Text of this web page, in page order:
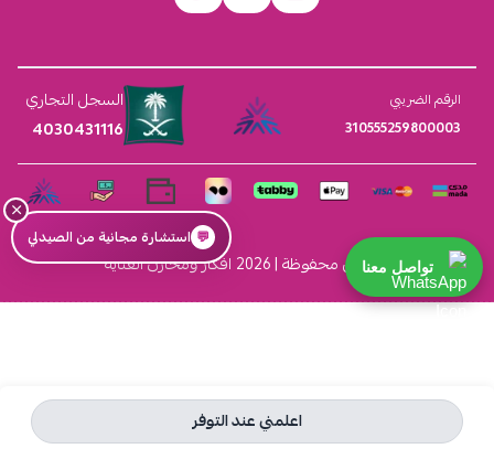
اعلمني عند التوفر
الرقم الضريبي
310555259800003
السجل التجاري
4030431116
الحقوق محفوظة | 2026 افكار ومخازن العناية
×
💬 استشارة مجانية من الصيدلي
تواصل معنا